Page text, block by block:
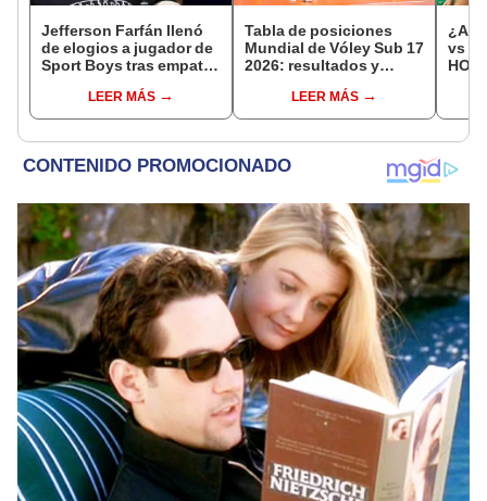
Jefferson Farfán llenó
de elogios a jugador de
Sport Boys tras empate
"Ojalá puedas volver
pronto a tu casa"
LEER MÁS
Tabla de posiciones
Mundial de Vóley Sub 17
2026: resultados y
de gruposLEER MÁS
¿A
vs